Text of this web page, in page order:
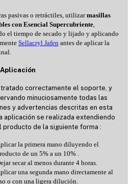
pasivas o retráctiles, utilizarmasillas
con Esencial Supercubriente
el tiempo de secado y lijado y aplicando
Sellacryl Jafep antes de aplicar la
Aplicación
tratado correctamente el soporte, y
minuciosamente todas las
y advertencias descritas en esta
aplicación se realizada extendiendo
producto de la siguiente forma :
la primera mano diluyendo el
de un 5% a un 10% .
secar al menos durante 4 horas.
una segunda mano directamente al
o con una ligera dilución.